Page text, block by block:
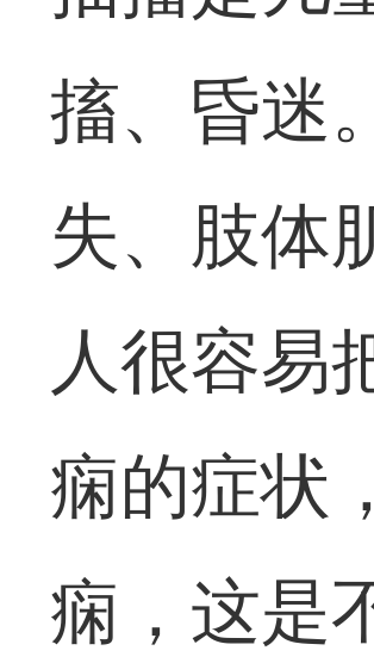
搐、昏迷
失、肢体
人很容易
痫的症状
痫，这是